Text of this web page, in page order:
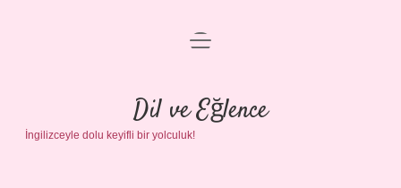
Anasayfa
Gizlilik Politikası
Yasal Uyarı
menüyü
Dil ve Eğlence
İngilizceyle dolu keyifli bir yolculuk!